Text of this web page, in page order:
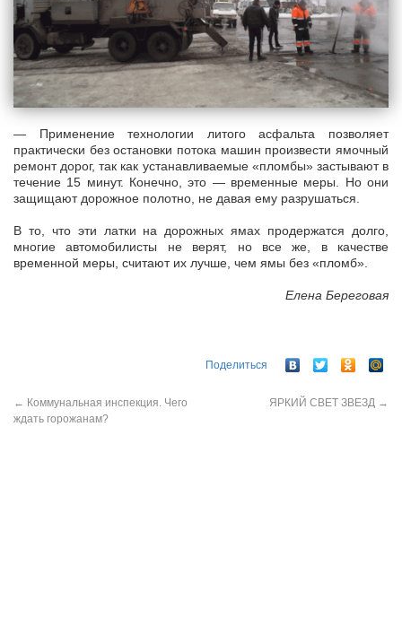
— Применение технологии литого асфальта позволяет
практически без остановки потока машин произвести ямочный
ремонт дорог, так как устанавливаемые «пломбы» застывают в
течение 15 минут. Конечно, это — временные меры. Но они
защищают дорожное полотно, не давая ему разрушаться.
В то, что эти латки на дорожных ямах продержатся долго,
многие автомобилисты не верят, но все же, в качестве
временной меры, считают их лучше, чем ямы без «пломб».
Елена Береговая
Поделиться
← Коммунальная инспекция. Чего
ждать горожанам?
ЯРКИЙ СВЕТ ЗВЕЗД →